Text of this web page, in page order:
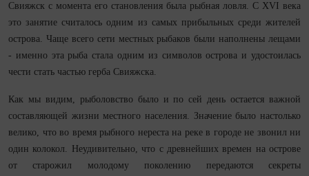
Свияжск с момента его становления была рыбная ловля. С XVI века
это занятие считалось одним из самых прибыльных среди жителей
острова. Чаще всего сети местных рыбаков были наполнены лещами
- именно эта рыба стала одним из символов острова и удостоилась
чести стать частью герба Свияжска.
Как мы видим, рыболовство было и по сей день остается важной
составляющей жизни местного населения. Значение было настолько
велико, что во время рыбного нереста на реке в городе не звонил ни
один колокол. Неудивительно, что с древнейших времен на острове
от старожил молодому поколению передаются секреты